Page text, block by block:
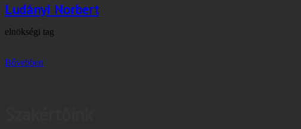
Ludányi Norbert
elnökségi tag
Bővebben